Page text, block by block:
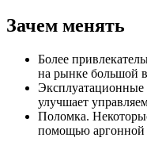
Зачем менять
Более
на рынке большой
Эксплуатационные
улучшает
Поломка.
помощью аргонной